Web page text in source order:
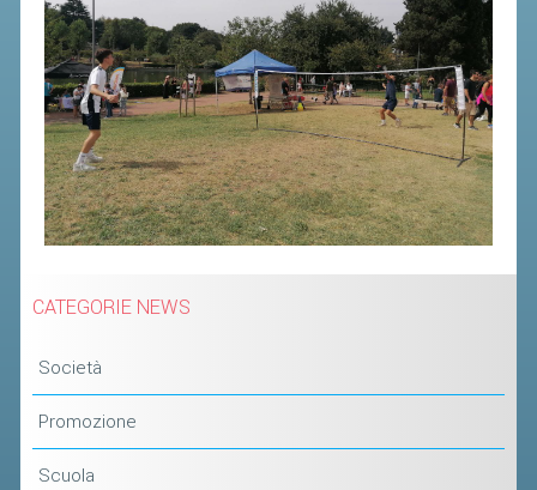
CATEGORIE NEWS
Società
Promozione
Scuola